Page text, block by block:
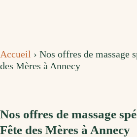
Accueil › Nos offres de massage
des Mères à Annecy
Nos offres de massage
Fête des Mères à Annecy